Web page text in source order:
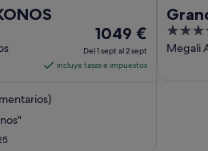
El
precio
es
1049 €
Del 1 sept al 2 sept
incluye tasas e impuestos
4
out
Megali